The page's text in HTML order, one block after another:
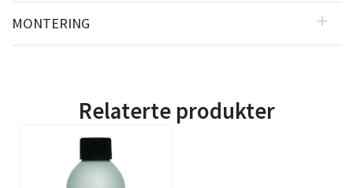
MONTERING
Relaterte produkter